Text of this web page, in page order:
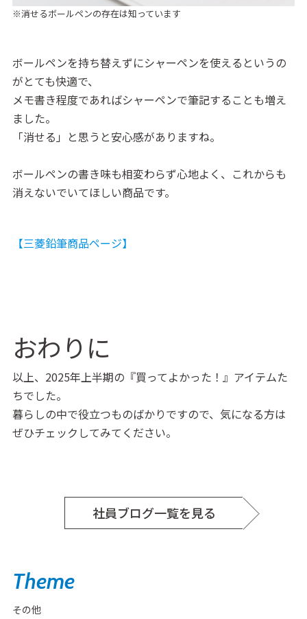
Theme
その他
※消せるボールペンの存在は知っています
ボールペンを持ち替えずにシャーペンを使えるというの
がとても快適で、
メモ書き程度であればシャーペンで筆記することも増え
ました。
「消せる」と思うと安心感がありますね。
ボールペンの書き味も相変わらず心地よく、これからも
消えないでいてほしい商品です。
【三菱鉛筆商品ページ】
おわりに
以上、2025年上半期の『買ってよかった！』アイテムた
ちでした。
暮らしの中で役立つものばかりですので、気になる方は
ぜひチェックしてみてください。
社員ブログ一覧を見る